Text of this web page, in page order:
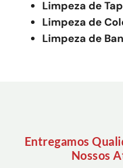
Limpeza de
Limpeza de
Limpeza de
Entregamos
Nossos